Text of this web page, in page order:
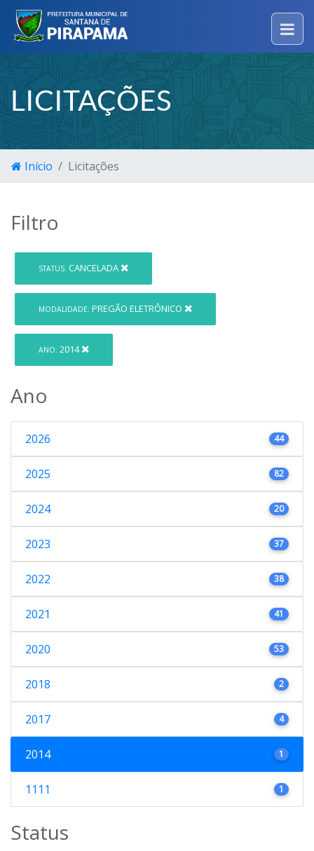
LICITAÇÕES
Início Licitações
Filtro
STATUS: CANCELADA
MODALIDADE: PREGÃO ELETRÔNICO
ANO: 2014
Ano
2026 44
2025 82
2024 20
2023 37
2022 38
2021 41
2020 53
2018 2
2017 4
2014 1
1111 1
Status